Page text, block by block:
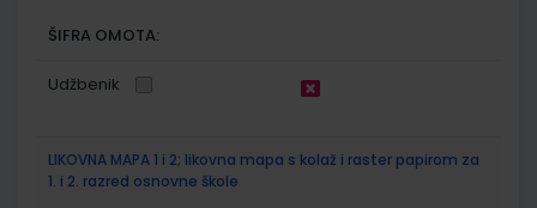
ŠIFRA OMOTA:
Udžbenik
LIKOVNA MAPA 1 i 2; likovna mapa s kolaž i raster papirom za
1. i 2. razred osnovne škole